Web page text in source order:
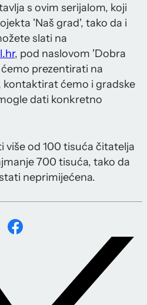
s ovim serijalom, koji
'Naš grad', tako da i
slati na
, pod naslovom 'Dobra
prezentirati na
ćemo i gradske
dati konkretno
od 100 tisuća čitatelja
700 tisuća, tako da
neprimijećena.